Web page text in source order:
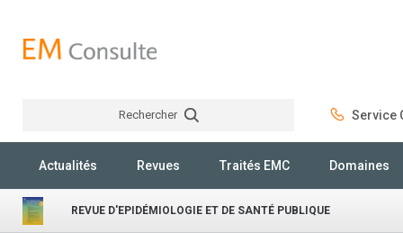
Rechercher Service
Actualités Revues Traités EMC Domaines
REVUE D'EPIDÉMIOLOGIE ET DE SANTÉ PUBLIQUE